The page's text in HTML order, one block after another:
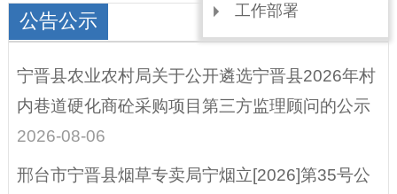
工作部署
统计信息
公告公示
宁晋县农业农村局关于公开遴选宁晋县2026年村
内巷道硬化商砼采购项目第三方监理顾问的公示
2026-08-06
邢台市宁晋县烟草专卖局宁烟立[2026]第35号公